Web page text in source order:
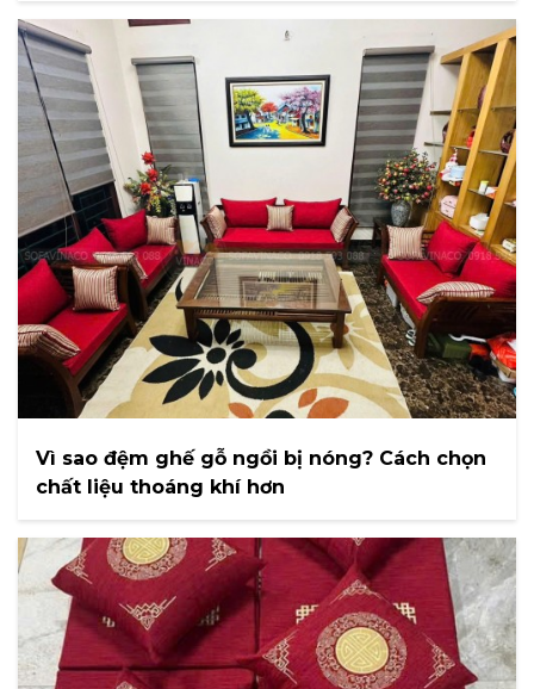
Vì sao đệm ghế gỗ ngồi bị nóng? Cách chọn
chất liệu thoáng khí hơn